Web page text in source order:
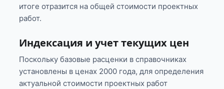
итоге отразится на общей стоимости проектных
работ.
Индексация и учет текущих цен
Поскольку базовые расценки в справочниках
установлены в ценах 2000 года, для определения
актуальной стоимости проектных работ